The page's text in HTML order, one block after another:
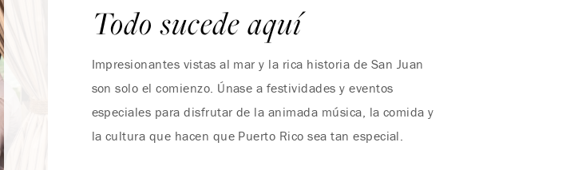
Todo sucede aquí
Impresionantes vistas al mar y la rica historia de San Juan
son solo el comienzo. Únase a festividades y eventos
especiales para disfrutar de la animada música, la comida y
la cultura que hacen que Puerto Rico sea tan especial.